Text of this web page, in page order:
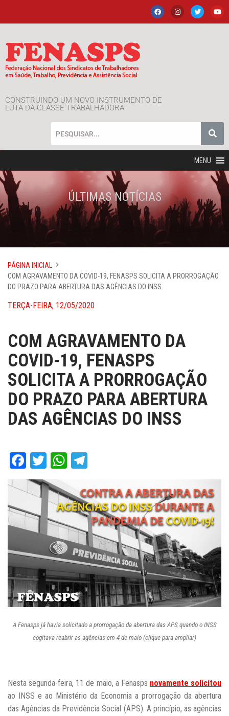
CONSTRUINDO UM NOVO INSTRUMENTO DE
LUTA DA CLASSE TRABALHADORA
MENU
ÚLTIMAS NOTÍCIAS
PÁGINA INICIAL
COM AGRAVAMENTO DA COVID-19, FENASPS SOLICITA A PRORROGAÇÃO
DO PRAZO PARA ABERTURA DAS AGÊNCIAS DO INSS
TERÇA-FEIRA, 12/05/2020
COM AGRAVAMENTO DA
COVID-19, FENASPS
SOLICITA A PRORROGAÇÃO
DO PRAZO PARA ABERTURA
DAS AGÊNCIAS DO INSS
Facebook
TwitterWhatsApp
A Fenasps já havia solicitado a prorrogação da abertura das APS quando o INSS
cogitava reabrir as agências em 4 de maio (clique para ampliar)
Nesta segunda-feira, 11 de maio, a Fenasps novamente solicitou
ao INSS e ao Ministério da Economia a prorrogação da abertura
das Agências da Previdência Social (APS). A princípio, as agências